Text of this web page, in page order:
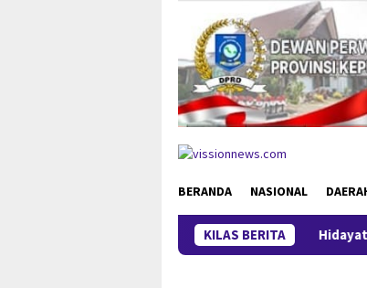
konten
BERANDA NASIONAL
KILAS BERITA
Hidayat Arsani